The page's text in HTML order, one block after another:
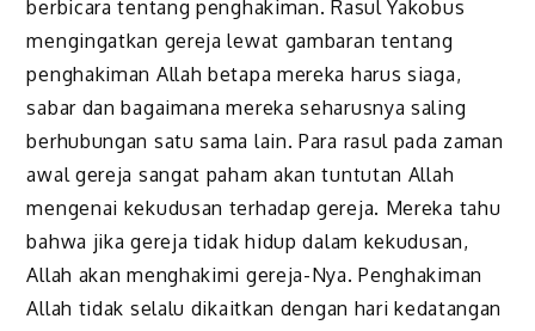
berbicara tentang penghakiman. Rasul Yakobus
mengingatkan gereja lewat gambaran tentang
penghakiman Allah betapa mereka harus siaga,
sabar dan bagaimana mereka seharusnya saling
berhubungan satu sama lain. Para rasul pada zaman
awal gereja sangat paham akan tuntutan Allah
mengenai kekudusan terhadap gereja. Mereka tahu
bahwa jika gereja tidak hidup dalam kekudusan,
Allah akan menghakimi gereja-Nya. Penghakiman
Allah tidak selalu dikaitkan dengan hari kedatangan